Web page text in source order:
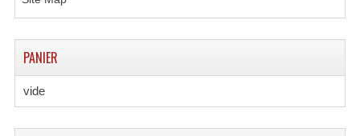
PANIER
vide